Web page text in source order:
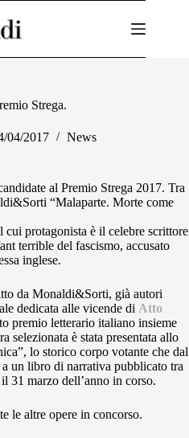
Strega.
04/2017 News
al Premio Strega 2017. Tra
“Malaparte. Morte come
protagonista è il celebre scrittore
terrible del fascismo, accusato
inglese.
da Monaldi&Sorti, già autori
dedicata alle vicende di Atto
premio letterario italiano insieme
selezionata è stata presentata allo
lo storico corpo votante che dal
un libro di narrativa pubblicato tra
31 marzo dell’anno in corso.
le altre opere in concorso.